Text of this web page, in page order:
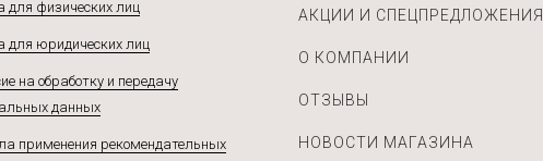
для физических лиц
для юридических лиц
на обработку и передачу
данных
применения рекомендательных
АКЦИИ И СПЕЦПРЕДЛОЖЕНИЯ
О КОМПАНИИ
ОТЗЫВЫ
НОВОСТИ МАГАЗИНА